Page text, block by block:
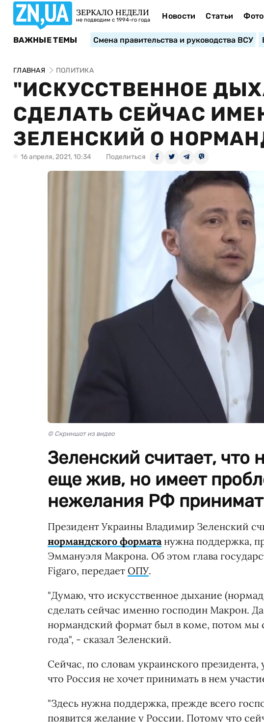
ЗЕРКАЛО НЕДЕЛИ
не подводим с 1994-го года Новости Статьи
ВАЖНЫЕ ТЕМЫ Смена правительства и руководства ВСУ
ГЛАВНАЯ ПОЛИТИКА
"ИСКУССТВЕННОЕ
СДЕЛАТЬ СЕЙЧАС
ЗЕЛЕНСКИЙ О
16 апреля, 2021, 10:34 Поделиться
© Скриншот из видео
Зеленский считает,
еще жив, но имеет
нежелания РФ
Президент Украины Владимир Зеленский
нормандского форматанужна поддержка,
Эммануэля Макрона. Об этом глава
Figaro, передает ОПУ.
"Думаю, что искусственное дыхание
сделать сейчас именно господин Макрон.
нормандский формат был в коме, потом мы
года", - сказал Зеленский.
Сейчас, по словам украинского
что Россия не хочет принимать в нем
"Здесь нужна поддержка, прежде всего
появится желание у России. Потому что